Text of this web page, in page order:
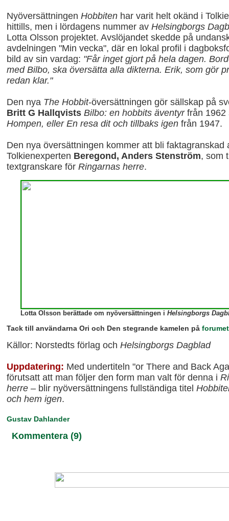
Nyöversättningen Hobbiten har varit helt okänd i
hittills, men i lördagens nummer av Helsingborgs
Lotta Olsson projektet. Avslöjandet skedde på
avdelningen "Min vecka", där en lokal profil i
bild av sin vardag: "Får inget gjort på hela dagen.
med Bilbo, ska översätta alla dikterna. Erik, som gör
redan klar."
Den nya The Hobbit-översättningen gör sällskap på
Britt G Hallqvists Bilbo: en hobbits äventyrfrån 1962
Hompen, eller En resa dit och tillbaks igen från 1947.
Den nya översättningen kommer att bli faktagranskad
Tolkienexperten Beregond, Anders Stenström, som
textgranskare för Ringarnas herre.
Lotta Olsson berättade om nyöversättningen i Helsingborgs
Tack till användarna Ori och Den stegrande kamelen på forumet
Källor: Norstedts förlag och Helsingborgs Dagblad
Uppdatering: Med undertiteln "or There and Back
förutsatt att man följer den form man valt för denna i
herre – blir nyöversättningens fullständiga titel
och hem igen.
Gustav Dahlander
Kommentera (9)